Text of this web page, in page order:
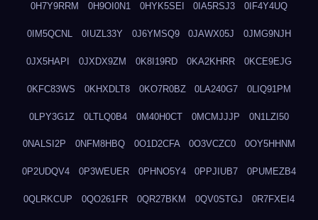
0H7Y9RRM 0H9OI0N1 0HYK5SEI 0IA5RSJ3 0IF4Y4UQ
0IM5QCNL 0IUZL33Y 0J6YMSQ9 0JAWX05J 0JMG9NJH
0JX5HAPI 0JXDX9ZM 0K8I19RD 0KA2KHRR 0KCE9EJG
0KFC83WS 0KHXDLT8 0KO7R0BZ 0LA240G7 0LIQ91PM
0LPY3G1Z 0LTLQ0B4 0M40H0CT 0MCMJJJP 0N1LZI50
0NALSI2P 0NFM8HBQ 0O1D2CFA 0O3VCZC0 0OY5HHNM
0P2UDQV4 0P3WEUER 0PHNO5Y4 0PPJIUB7 0PUMEZB4
0QLRKCUP 0QO261FR 0QR27BKM 0QV0STGJ 0R7FXEI4